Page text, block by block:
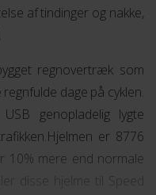
af tindinger og nakke,
regnovertræk som
dage på cyklen.
genopladelig lygte
er 8776
10% mere end normale
disse hjelme til Speed